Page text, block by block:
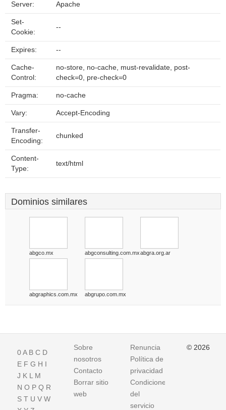
Server: Apache
Set-
Cookie:
--
Expires: --
Cache-
Control:
no-store, no-cache, must-revalidate, post-
check=0, pre-check=0
Pragma: no-cache
Vary: Accept-Encoding
Transfer-
Encoding:
chunked
Content-
Type:
text/html
Dominios similares
abgco.mx abgconsulting.com.mxabgra.org.ar
abgraphics.com.mx abgrupo.com.mx
0A B C D
E F G H I
J K L M
N O P Q R
S T U V W
Sobre
nosotros
Contacto
Borrar sitio
web
Renuncia
Política de
privacidad
Condiciones
del
servicio
© 2026